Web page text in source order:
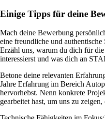
Einige Tipps für deine
Mach deine Bewerbung
eine freundliche und
Erzähl uns, warum du dich für
interessierst und was dich an
Betone deine relevanten
Jahre Erfahrung im Bereich
hervorhebst. Nenn konkrete
gearbeitet hast, um uns zu